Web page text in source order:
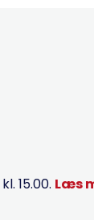
15.00. Læs